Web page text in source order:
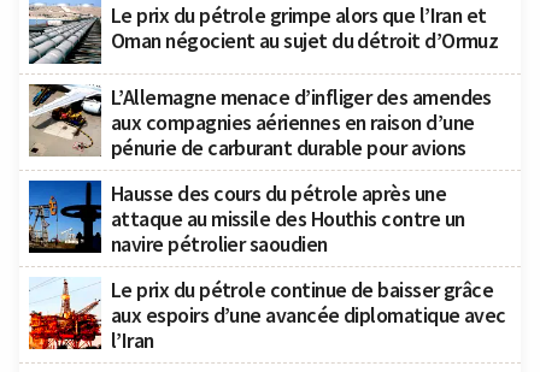
Le prix du pétrole grimpe alors que l’Iran et
Oman négocient au sujet du détroit d’Ormuz
L’Allemagne menace d’infliger des amendes
aux compagnies aériennes en raison d’une
pénurie de carburant durable pour avions
Hausse des cours du pétrole après une
attaque au missile des Houthis contre un
navire pétrolier saoudien
Le prix du pétrole continue de baisser grâce
aux espoirs d’une avancée diplomatique avec
l’Iran